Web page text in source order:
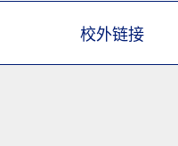
校外链接